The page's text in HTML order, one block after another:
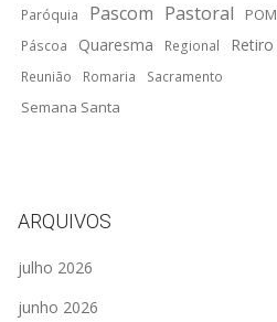
Paróquia Pascom Pastoral POM
Páscoa Quaresma Regional Retiro
Reunião Romaria Sacramento
Semana Santa
ARQUIVOS
julho 2026
junho 2026